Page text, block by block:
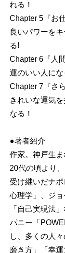
れる！
Chapter 5『お
良いパワーを
る!
Chapter 6『人
運のいい人に
Chapter 7『さ
きれいな運気
なる！
●著者紹介
作家。神戸生ま
20代の頃より
受け継いだナ
心理学」、ジョ
「自己実現法
パニー「
し、多くの人
磨き方」「幸